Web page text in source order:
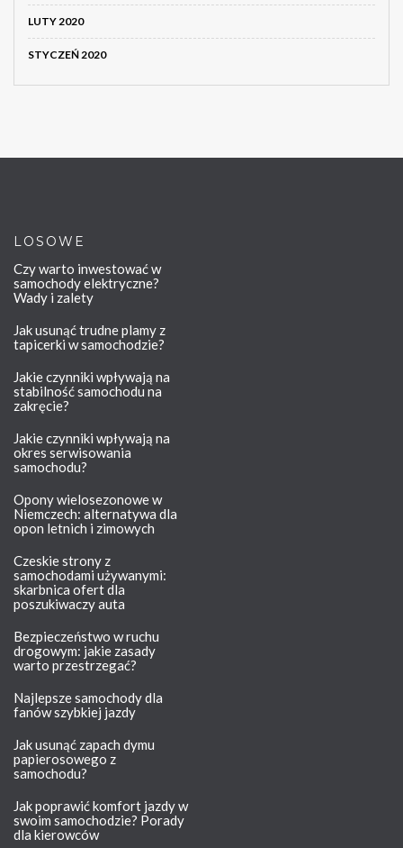
LUTY 2020
STYCZEŃ 2020
LOSOWE
Czy warto inwestować w
samochody elektryczne?
Wady i zalety
Jak usunąć trudne plamy z
tapicerki w samochodzie?
Jakie czynniki wpływają na
stabilność samochodu na
zakręcie?
Jakie czynniki wpływają na
okres serwisowania
samochodu?
Opony wielosezonowe w
Niemczech: alternatywa dla
opon letnich i zimowych
Czeskie strony z
samochodami używanymi:
skarbnica ofert dla
poszukiwaczy auta
Bezpieczeństwo w ruchu
drogowym: jakie zasady
warto przestrzegać?
Najlepsze samochody dla
fanów szybkiej jazdy
Jak usunąć zapach dymu
papierosowego z
samochodu?
Jak poprawić komfort jazdy w
swoim samochodzie? Porady
dla kierowców